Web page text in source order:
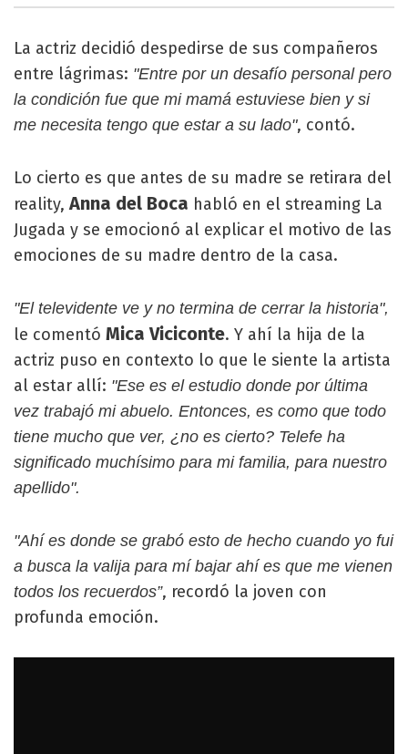
La actriz decidió despedirse de sus compañeros
entre lágrimas: "Entre por un desafío personal pero
la condición fue que mi mamá estuviese bien y si
me necesita tengo que estar a su lado", contó.
Lo cierto es que antes de su madre se retirara del
reality,Anna del Boca habló en el streaming La
Jugada y se emocionó al explicar el motivo de las
emociones de su madre dentro de la casa.
"El televidente ve y no termina de cerrar la historia",
le comentó Mica Viciconte. Y ahí la hija de la
actriz puso en contexto lo que le siente la artista
al estar allí: "Ese es el estudio donde por última
vez trabajó mi abuelo. Entonces, es como que todo
tiene mucho que ver, ¿no es cierto? Telefe ha
significado muchísimo para mi familia, para nuestro
apellido".
"Ahí es donde se grabó esto de hecho cuando yo fui
a busca la valija para mí bajar ahí es que me vienen
todos los recuerdos”, recordó la joven con
profunda emoción.